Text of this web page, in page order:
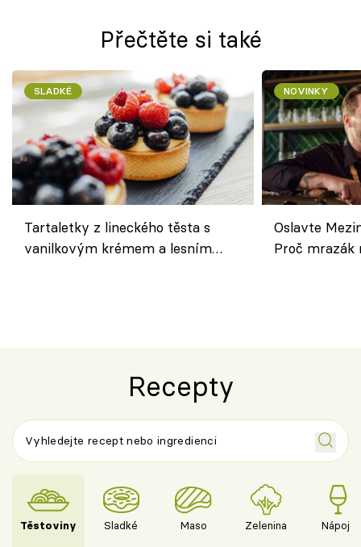
Přečtěte si také
SLADKÉ
Tartaletky z lineckého těsta s
vanilkovým krémem a lesním
NOVINKY
Oslavte
Proč
Recepty
Těstoviny Sladké Maso Zelenina Nápoje